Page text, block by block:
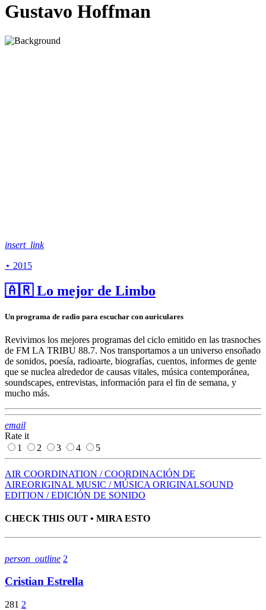
Gustavo Hoffman
insert_link
⋆ 2015
🇦🇷 Lo mejor de Limbo
Un programa de radio para escuchar con auriculares
Revivimos los mejores programas del ciclo emitido en las trasnoches
de FM LA TRIBU 88.7. Nos transportamos a un universo ensoñado
de sonidos, poesía, radioarte, biografías, cuentos, informes de gente
que se nuclea alrededor de causas vitales, música contemporánea,
soundscapes, entrevistas, información para el fin de semana, y
mucho más.
email
Rate it
1
2 3 4 5
AIR COORDINATION / COORDINACIÓN DE
AIREORIGINAL MUSIC / MÚSICA ORIGINALSOUND
EDITION / EDICIÓN DE SONIDO
CHECK THIS OUT • MIRA ESTO
person_outline 2
Cristian Estrella
281 2